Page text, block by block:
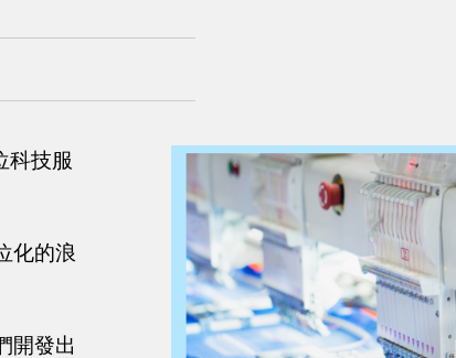
科技服
化的浪
開發出